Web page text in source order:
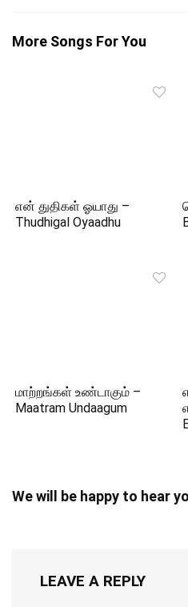
More Songs For You
என் துதிகள் ஓயாது –
Thudhigal Oyaadhu
மாற்றங்கள் உண்டாகும் –
Maatram Undaagum
We will be happy to hear
LEAVE A REPLY